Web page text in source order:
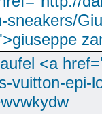
sneakers/
<a
vuitton-epi-